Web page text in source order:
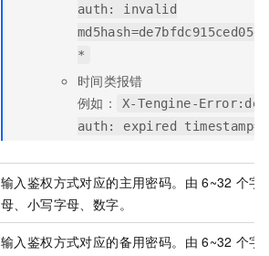
auth: invalid
*
时间类报错
例如：
X-Tengine-
auth: expired
输入鉴权方式对应的主用密码。由 6~32 个字
母、小写字母、数字。
输入鉴权方式对应的备用密码。由 6~32 个字